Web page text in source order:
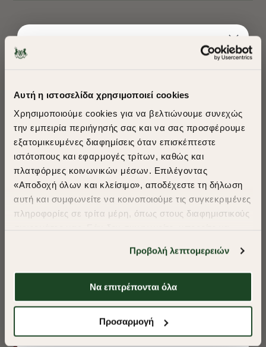
Αυτή η ιστοσελίδα χρησιμοποιεί cookies
Χρησιμοποιούμε cookies για να βελτιώνουμε συνεχώς
την εμπειρία περιήγησής σας και να σας προσφέρουμε
εξατομικευμένες διαφημίσεις όταν επισκέπτεστε
ιστότοπους και εφαρμογές τρίτων, καθώς και
πλατφόρμες κοινωνικών μέσων. Επιλέγοντας
«Αποδοχή όλων και κλείσιμο», αποδέχεστε τη δήλωση
αυτή και συμφωνείτε να κοινοποιούμε τις συγκεκριμένες
πληροφορίες σε τρίτα μέρη, όπως στους διαφημιστικούς
απαιτούμενα cookies» και θα περιοριστούμε
στα cookies και τις τεχνολογίες που είναι απολύτως
απαραίτητα για την ασφαλή απόδοση και
λειτουργικότητα της ιστοσελίδας μας. Ωστόσο, λάβετε
θα μπορούμε να συλλέξουμε πληροφορίες που θα
Προβολή λεπτομερειών
Να επιτρέπονται όλα
Προσαρμογή
ΠΡΟΤΕΙΝΟΥΜΕ ΓΙΑ ΕΣΑΣ
ΠΟΥΚΑΜΙΣΟ OXFORD REGULAR FIT
​
A Season of Style
SUMMER SALE
Shop Now